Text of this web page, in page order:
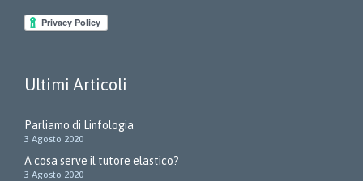
Ultimi Articoli
Parliamo di Linfologia
3 Agosto 2020
A cosa serve il tutore elastico?
3 Agosto 2020